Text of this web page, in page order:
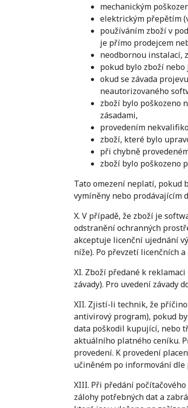
mechanickým
elektrickým přepětím
používáním zboží v
je přímo prodejcem
neodbornou instalací,
pokud bylo zboží
okud se závada
neautorizovaného
zboží bylo poškozeno
zásadami,
provedením
zboží, které bylo
při chybně
zboží bylo poškozeno
Tato omezení neplatí, pokud
vymíněny nebo prodávajícím
X. V případě, že zboží je
odstranění ochranných
akceptuje licenční ujednání
níže). Po převzetí licenčních
XI. Zboží předané k
závady). Pro uvedení závady
XII. Zjistí-li technik, že
antivirový program), pokud
data poškodil kupující, nebo
aktuálního platného ceníku.
provedení. K provedení
učiněném po informování dle
XIII. Při předání
zálohy potřebných dat a